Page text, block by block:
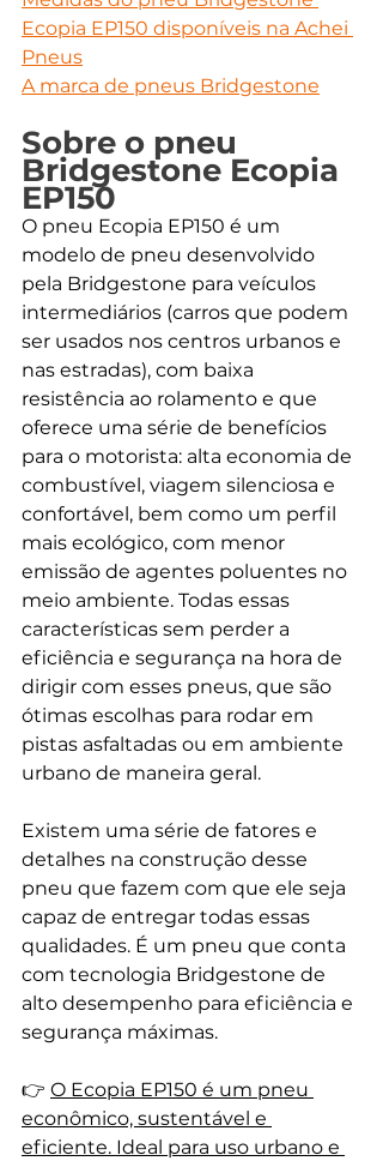
Ecopia EP150 disponíveis na Achei
Pneus
A marca de pneus Bridgestone
Sobre o pneu
Bridgestone Ecopia
EP150
O pneu Ecopia EP150 é um
modelo de pneu desenvolvido
pela Bridgestone para veículos
intermediários (carros que podem
ser usados nos centros urbanos e
nas estradas), com baixa
resistência ao rolamento e que
oferece uma série de benefícios
para o motorista: alta economia de
combustível, viagem silenciosa e
confortável, bem como um perfil
mais ecológico, com menor
emissão de agentes poluentes no
meio ambiente. Todas essas
características sem perder a
eficiência e segurança na hora de
dirigir com esses pneus, que são
ótimas escolhas para rodar em
pistas asfaltadas ou em ambiente
urbano de maneira geral.
Existem uma série de fatores e
detalhes na construção desse
pneu que fazem com que ele seja
capaz de entregar todas essas
qualidades. É um pneu que conta
com tecnologia Bridgestone de
alto desempenho para eficiência e
segurança máximas.
👉 O Ecopia EP150 é um pneu
econômico, sustentável e
eficiente. Ideal para uso urbano e